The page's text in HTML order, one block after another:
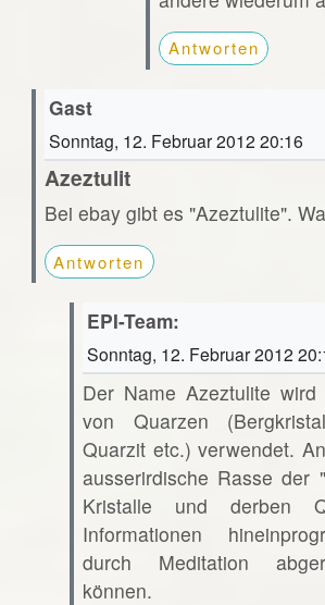
Antworten
Gast
Sonntag, 12. Februar 2012 20:16
Azeztulit
Bei ebay gibt es "Azeztulite".
Antworten
EPI-Team:
Sonntag, 12. Februar 2012
Der Name Azeztulite
von Quarzen
Quarzit etc.) verwendet.
ausserirdische Rasse der
Kristalle und derben
Informationen
durch Meditation
können.